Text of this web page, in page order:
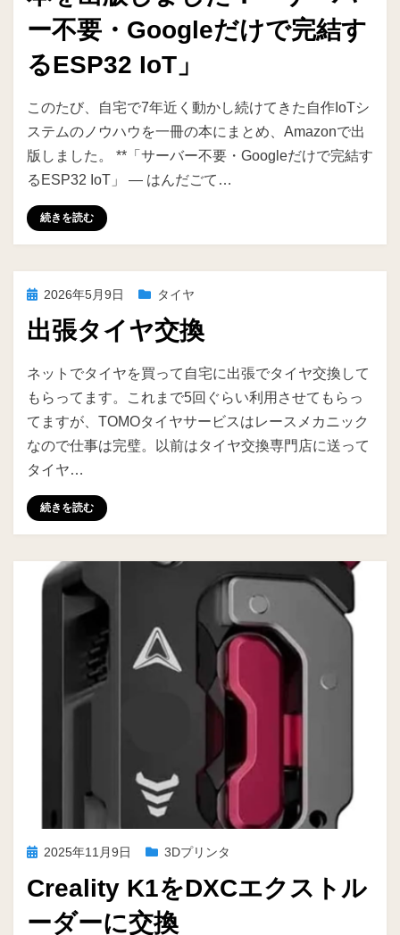
ー不要・Googleだけで完結す
るESP32 IoT」
投稿者 ike
このたび、自宅で7年近く動かし続けてきた自作IoTシ
ステムのノウハウを一冊の本にまとめ、Amazonで出
版しました。 **「サーバー不要・Googleだけで完結す
るESP32 IoT」 ― はんだごて…
続きを読む
投
日:
2026年5月9日 タイヤ
出張タイヤ交換
投稿者 ike
ネットでタイヤを買って自宅に出張でタイヤ交換して
もらってます。これまで5回ぐらい利用させてもらっ
てますが、TOMOタイヤサービスはレースメカニック
なので仕事は完璧。以前はタイヤ交換専門店に送って
タイヤ…
続きを読む
投
日:
2025年11月9日 3Dプリンタ
Creality K1をDXCエクストル
ーダーに交換